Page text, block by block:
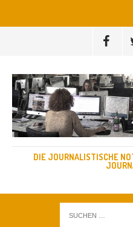
DIE JOURNALISTISCHE